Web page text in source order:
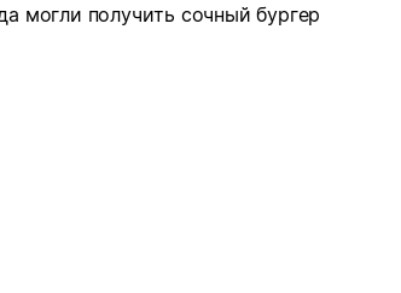
могли получить сочный бургер